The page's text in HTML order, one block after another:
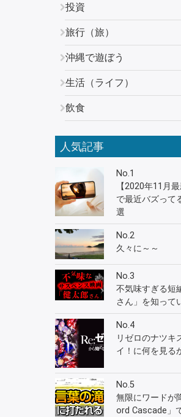
投資
旅行（旅）
沖縄で遊ぼう
生活（ライフ）
飲食
人気記事
No.1
【2020年11月
で最近バズって
選
No.2
久々に～～
No.3
不気味すぎる短
さん」を知って
No.4
リゼロのナツキ
イ！に何を見る
No.5
無限にワードが
ord Cascade」